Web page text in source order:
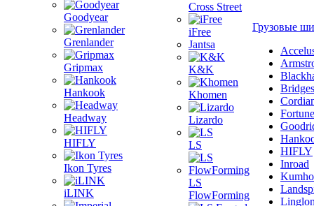
Goodyear
Grenlander
Gripmax
Hankook
Headway
HIFLY
Ikon Tyres
iLINK
Cross Street
iFree
Jantsa
K&K
Khomen
Lizardo
LS
LS
FlowForming
Грузовые
Fortune
HIFLY
Inroad
Kumho